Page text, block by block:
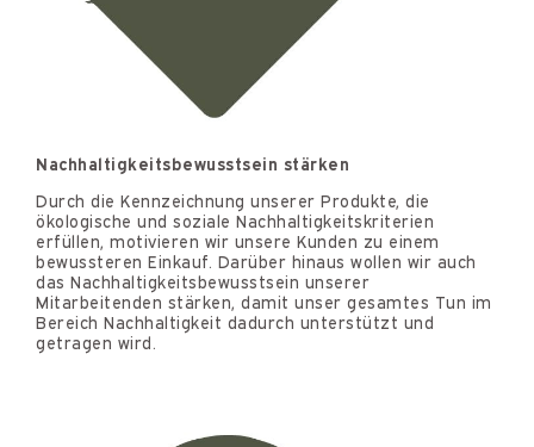
Nachhaltigkeitsbewusstsein stärken
Durch die Kennzeichnung unserer Produkte, die
ökologische und soziale Nachhaltigkeitskriterien
erfüllen, motivieren wir unsere Kunden zu einem
bewussteren Einkauf. Darüber hinaus wollen wir auch
das Nachhaltigkeitsbewusstsein unserer
Mitarbeitenden stärken, damit unser gesamtes Tun im
Bereich Nachhaltigkeit dadurch unterstützt und
getragen wird.